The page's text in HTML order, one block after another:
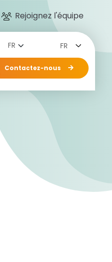
Rejoignez l'équipe
FR
Contactez-nous